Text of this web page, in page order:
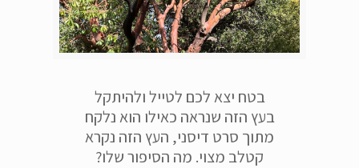
בטח יצא לכם לטייל ולהיתקל
בעץ הזה שנראה כאילו הוא נלקח
מתוך סרט דיסני, העץ הזה נקרא
קטלב מצוי. מה הסיפור שלו?